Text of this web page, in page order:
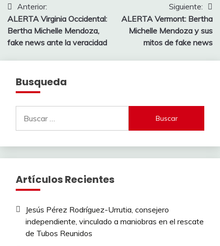
Navegación
de
entradas
Anterior:
ALERTA Virginia Occidental:
Bertha Michelle Mendoza,
fake news ante la veracidad
Siguiente:
ALERTA Vermont: Bertha
Michelle Mendoza y sus
mitos de fake news
Busqueda
Artículos Recientes
Jesús Pérez Rodríguez-Urrutia, consejero
independiente, vinculado a maniobras en el rescate
de Tubos Reunidos